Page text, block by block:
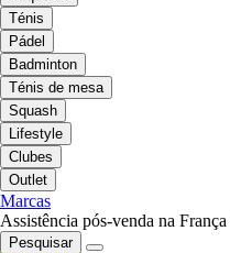
Ténis
Pádel
Badminton
Ténis de mesa
Squash
Lifestyle
Clubes
Outlet
Marcas
Assistência pós-venda na França
Pesquisar